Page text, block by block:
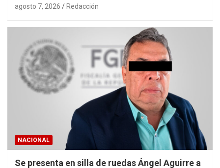
agosto 7, 2026 Redacción
NACIONAL
Se presenta en silla de ruedas Ángel Aguirre a